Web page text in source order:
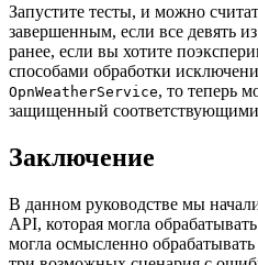
Запустите тесты, и можно
завершенным, если все девять
ранее, если вы хотите
способами обработки
OpnWeatherService, то теперь
защищенный соответствующими
Заключение
В данном руководстве мы
API, которая могла
могла осмысленно